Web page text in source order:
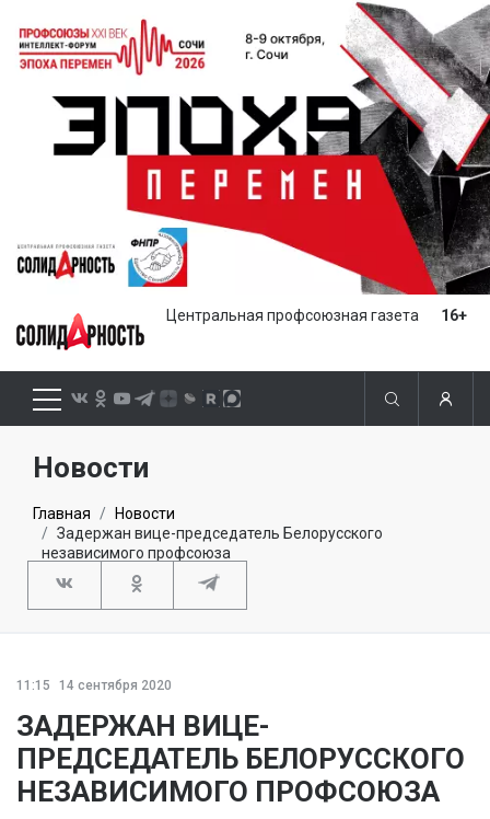
Центральная профсоюзная газета 16+
Новости
Главная
Новости
Задержан вице-председатель Белорусского
независимого профсоюза
11:15 14 сентября 2020
ЗАДЕРЖАН ВИЦЕ-
ПРЕДСЕДАТЕЛЬ БЕЛОРУССКОГО
НЕЗАВИСИМОГО ПРОФСОЮЗА